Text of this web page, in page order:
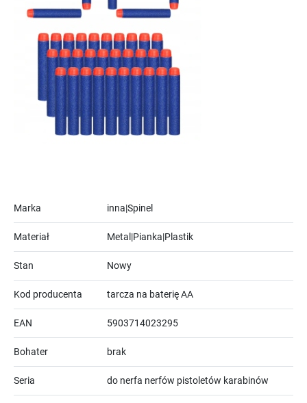
Marka inna|Spinel
Materiał Metal|Pianka|Plastik
Stan Nowy
Kod producenta tarcza na baterię AA
EAN 5903714023295
Bohater brak
Seria do nerfa nerfów pistoletów karabinów